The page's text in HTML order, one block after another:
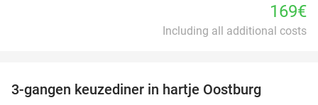
169€
Including all additional costs
3-gangen keuzediner in hartje Oostburg